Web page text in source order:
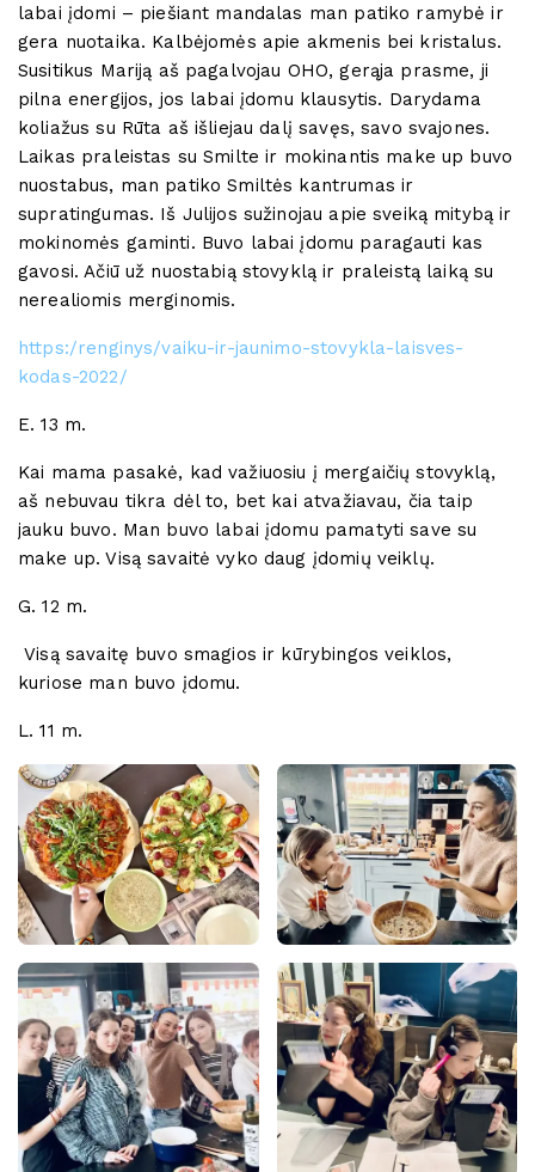
labai įdomi – piešiant mandalas man patiko ramybė ir
gera nuotaika. Kalbėjomės apie akmenis bei kristalus.
Susitikus Mariją aš pagalvojau OHO, gerąja prasme, ji
pilna energijos, jos labai įdomu klausytis. Darydama
koliažus su Rūta aš išliejau dalį savęs, savo svajones.
Laikas praleistas su Smilte ir mokinantis make up buvo
nuostabus, man patiko Smiltės kantrumas ir
supratingumas. Iš Julijos sužinojau apie sveiką mitybą ir
mokinomės gaminti. Buvo labai įdomu paragauti kas
gavosi. Ačiū už nuostabią stovyklą ir praleistą laiką su
nerealiomis merginomis.
https:/renginys/vaiku-ir-jaunimo-stovykla-laisves-
kodas-2022/
E. 13 m.
Kai mama pasakė, kad važiuosiu į mergaičių stovyklą,
aš nebuvau tikra dėl to, bet kai atvažiavau, čia taip
jauku buvo. Man buvo labai įdomu pamatyti save su
make up. Visą savaitė vyko daug įdomių veiklų.
G. 12 m.
Visą savaitę buvo smagios ir kūrybingos veiklos,
kuriose man buvo įdomu.
L. 11 m.